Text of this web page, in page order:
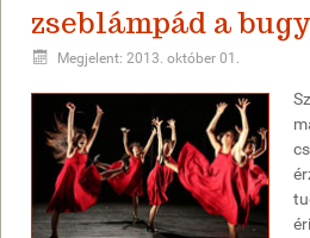
zseblámpád a
Megjelent: 2013. október 01.